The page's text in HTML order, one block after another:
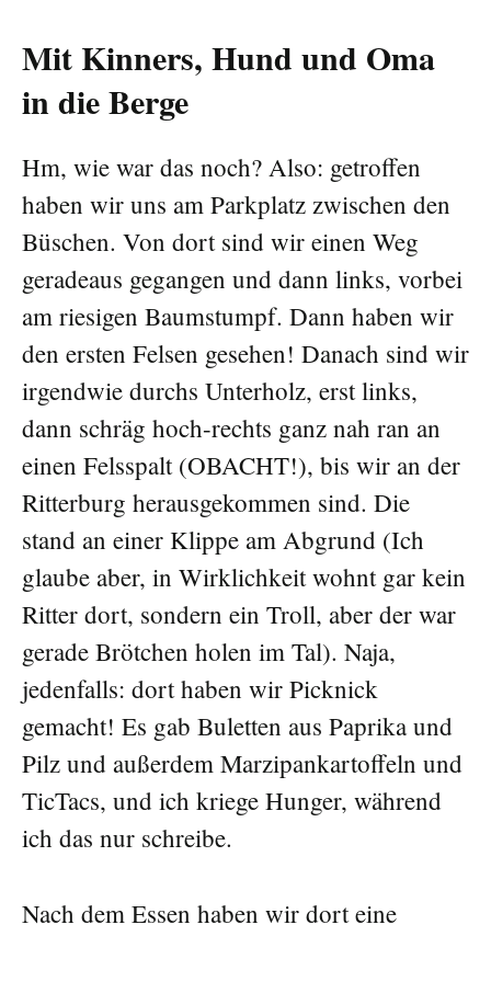
Mit Kinners, Hund und Oma
in die Berge
Hm, wie war das noch? Also: getroffen
haben wir uns am Parkplatz zwischen den
Büschen. Von dort sind wir einen Weg
geradeaus gegangen und dann links, vorbei
am riesigen Baumstumpf. Dann haben wir
den ersten Felsen gesehen! Danach sind wir
irgendwie durchs Unterholz, erst links,
dann schräg hoch-rechts ganz nah ran an
einen Felsspalt (OBACHT!), bis wir an der
Ritterburg herausgekommen sind. Die
stand an einer Klippe am Abgrund (Ich
glaube aber, in Wirklichkeit wohnt gar kein
Ritter dort, sondern ein Troll, aber der war
gerade Brötchen holen im Tal). Naja,
jedenfalls: dort haben wir Picknick
gemacht! Es gab Buletten aus Paprika und
Pilz und außerdem Marzipankartoffeln und
TicTacs, und ich kriege Hunger, während
ich das nur schreibe.
Nach dem Essen haben wir dort eine